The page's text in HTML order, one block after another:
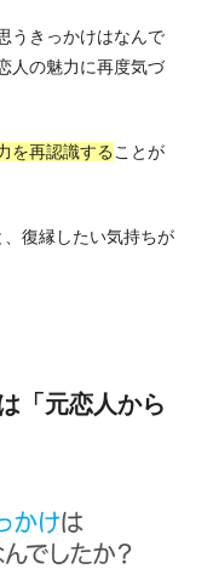
うきっかけはなんで
人の魅力に再度気づ
を再認識することが
復縁したい気持ちが
「元恋人から